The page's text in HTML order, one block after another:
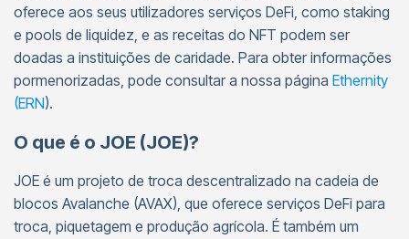
oferece aos seus utilizadores serviços DeFi, como staking
e pools de liquidez, e as receitas do NFT podem ser
doadas a instituições de caridade. Para obter informações
pormenorizadas, pode consultar a nossa página Ethernity
(ERN).
O que é o JOE (JOE)?
JOE é um projeto de troca descentralizado na cadeia de
blocos Avalanche (AVAX), que oferece serviços DeFi para
troca, piquetagem e produção agrícola. É também um